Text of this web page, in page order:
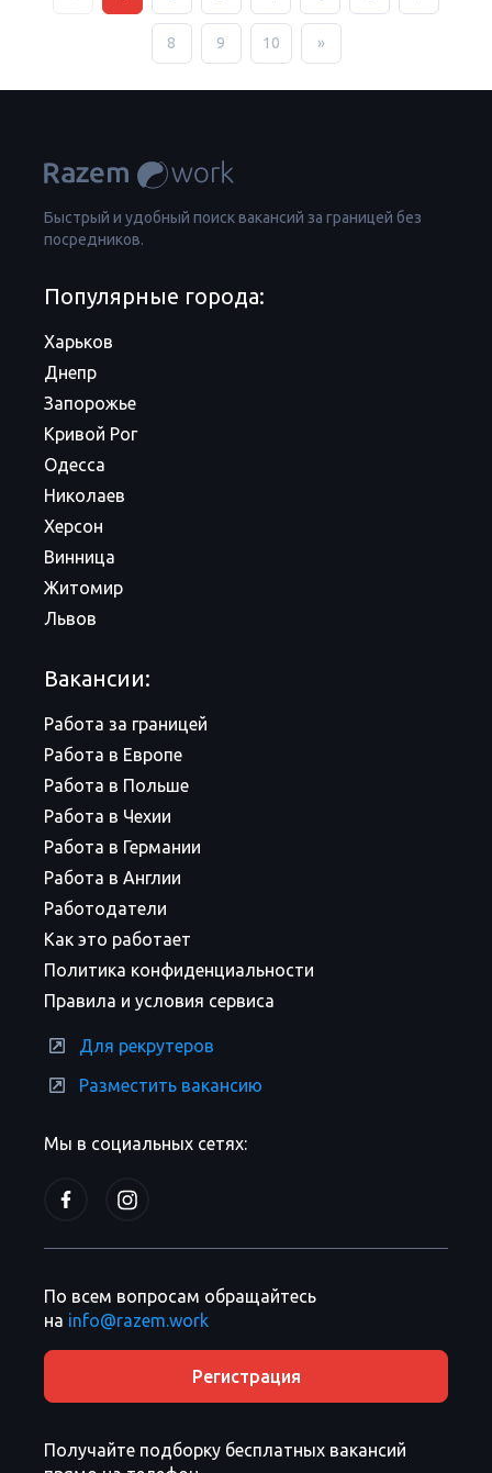
8 9 10 »
Быстрый и удобный поиск вакансий за границей без
посредников.
Мы в социальных сетях:
Популярные города:
Харьков
Днепр
Запорожье
Кривой Рог
Одесса
Николаев
Херсон
Винница
Житомир
Львов
Вакансии:
Работа за границей
Работа в Европе
Работа в Польше
Работа в Чехии
Работа в Германии
Работа в Англии
Работодатели
Как это работает
Политика конфиденциальности
Правила и условия сервиса
Для рекрутеров
Разместить вакансию
По всем вопросам обращайтесь
на info@razem.work
Регистрация
Получайте подборку бесплатных вакансий